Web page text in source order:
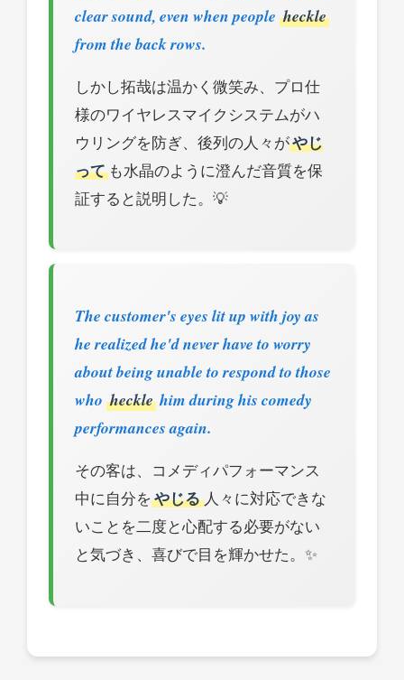
clear sound, even when people heckle
from the back rows.
しかし拓哉は温かく微笑み、プロ仕
様のワイヤレスマイクシステムがハ
ウリングを防ぎ、後列の人々がやじ
って も水晶のように澄んだ音質を保
証すると説明した。💡
The customer's eyes lit up with joy as
he realized he'd never have to worry
about being unable to respond to those
who heckle him during his comedy
performances again.
その客は、コメディパフォーマンス
中に自分を やじる人々に対応できな
いことを二度と心配する必要がない
と気づき、喜びで目を輝かせた。✨